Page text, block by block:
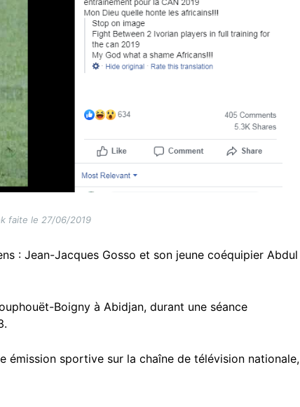
faite le 27/06/2019
: Jean-Jacques Gosso et son jeune coéquipier Abdul
Boigny à Abidjan, durant une séance
émission sportive sur la chaîne de télévision nationale,